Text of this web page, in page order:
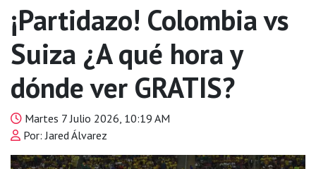
¡Partidazo! Colombia vs
Suiza ¿A qué hora y
dónde ver GRATIS?
Martes 7 Julio 2026, 10:19 AM
Por: Jared Álvarez